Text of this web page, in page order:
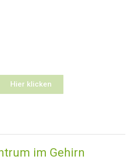
Hier klicken
im Gehirn